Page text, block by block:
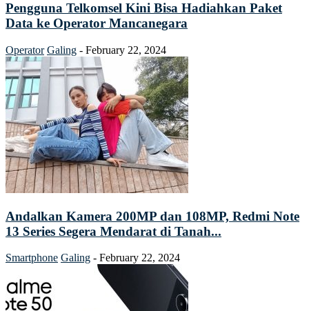
Pengguna Telkomsel Kini Bisa Hadiahkan Paket
Data ke Operator Mancanegara
Operator Galing - February 22, 2024
Andalkan Kamera 200MP dan 108MP, Redmi Note
13 Series Segera Mendarat di Tanah...
Smartphone Galing - February 22, 2024